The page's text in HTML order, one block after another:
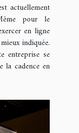
actuellement
pour le
en ligne
indiquée.
entreprise se
la cadence en